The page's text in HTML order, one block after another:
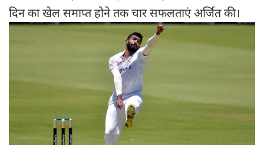
दिन का खेल समाप्त होने तक चार सफलताएं अर्जित की।